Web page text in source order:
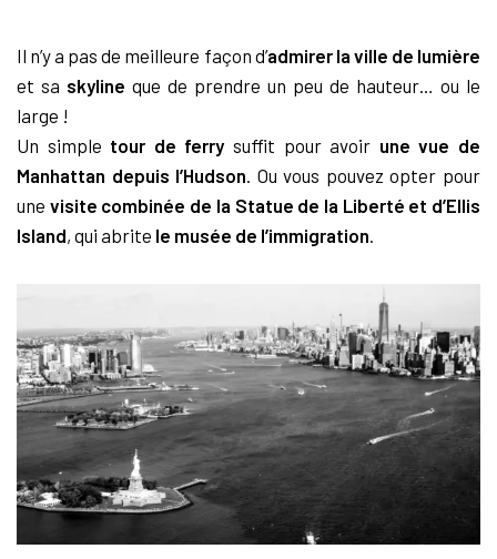
Il n’y a pas de meilleure façon d’admirer la ville de lumière
et sa skyline que de prendre un peu de hauteur… ou le
large !
Un simple tour de ferry suffit pour avoir une vue de
Manhattan depuis l’Hudson. Ou vous pouvez opter pour
une visite combinée de la Statue de la Liberté et d’Ellis
Island, qui abrite le musée de l’immigration.